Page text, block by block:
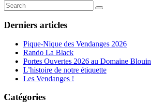
Derniers articles
Pique-Nique des Vendanges 2026
Rando La Black
Portes Ouvertes 2026 au Domaine Blouin
L’histoire de notre étiquette
Les Vendanges !
Catégories